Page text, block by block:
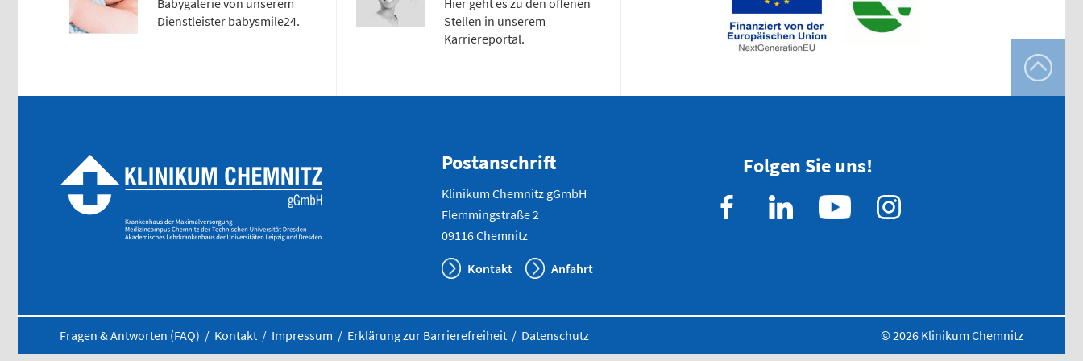
Anfahrtskarte (PDF) Notfallnummern drucken
Dienstleister babysmile24.
Stellen in unserem
Karriereportal.
Postanschrift
Klinikum Chemnitz gGmbH
Flemmingstraße 2
09116 Chemnitz
Kontakt Anfahrt
Folgen Sie uns!
Fragen & Antworten (FAQ) / Kontakt / Impressum / Erklärung zur Barrierefreiheit / Datenschutz © 2026 Klinikum Chemnitz